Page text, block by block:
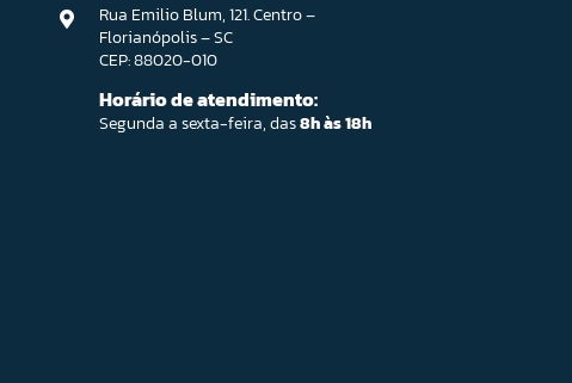
Rua Emilio Blum, 121. Centro –
Florianópolis – SC
CEP: 88020-010
Horário de atendimento:
Segunda a sexta-feira, das8h às 18h